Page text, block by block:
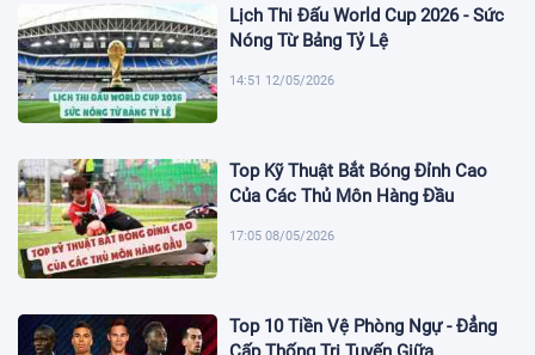
Lịch Thi Đấu World Cup 2026 - Sức
Nóng Từ Bảng Tỷ Lệ
14:51 12/05/2026
Top Kỹ Thuật Bắt Bóng Đỉnh Cao
Của Các Thủ Môn Hàng Đầu
17:05 08/05/2026
Top 10 Tiền Vệ Phòng Ngự - Đẳng